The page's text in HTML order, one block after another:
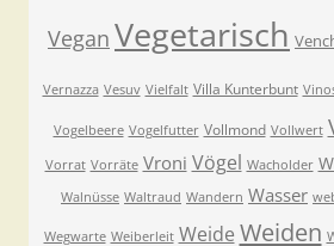
Vegan Vegetarisch
Vernazza Vesuv Vielfalt Villa Kunterbunt
Vogelbeere Vogelfutter Vollmond Vollwert
Vorrat Vorräte Vroni Vögel Wacholder
Walnüsse Waltraud Wandern Wasser
Wegwarte Weiberleit Weide Weiden